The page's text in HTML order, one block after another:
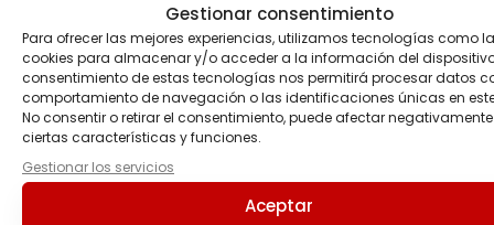
Gestionar consentimiento
Para ofrecer las mejores experiencias, utilizamos tecnologías como
cookies para almacenar y/o acceder a la información del
consentimiento de estas tecnologías nos permitirá procesar datos
comportamiento de navegación o las identificaciones únicas en
No consentir o retirar el consentimiento, puede afectar
ciertas características y funciones.
Gestionar los servicios
Aceptar
De los cuales
azúcares
86 g 43 g
Proteínas 0 g 0 g
Sal